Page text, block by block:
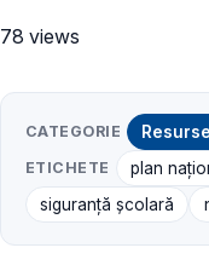
78 views
CATEGORIE Resurse
ETICHETE
plan
siguranță școlară